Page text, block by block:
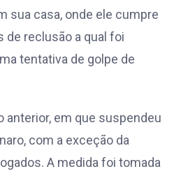
sua casa, onde ele cumpre
de reclusão a qual foi
tentativa de golpe de
anterior, em que suspendeu
com a exceção da
A medida foi tomada